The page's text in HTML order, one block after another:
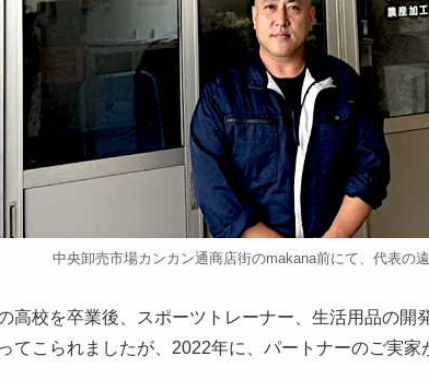
中央卸売市場カンカン通商店街のmakana前にて、代表の遠
高校を卒業後、スポーツトレーナー、生活用品の開
てこられましたが、2022年に、パートナーのご実家